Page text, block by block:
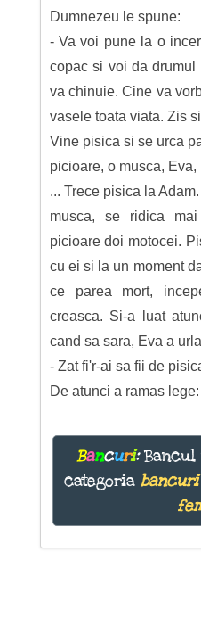
Dumnezeu le spune:
- Va voi pune la o
copac si voi da
va chinuie. Cine va
vasele toata viata. Zis
Vine pisica si se urca
picioare, o musca, Eva,
... Trece pisica la
musca, se ridica
picioare doi motocei.
cu ei si la un moment
ce parea mort,
creasca. Si-a luat
cand sa sara, Eva a
- Zat fi'r-ai sa fii de
De atunci a ramas
Bancuri:Bancul
categoria